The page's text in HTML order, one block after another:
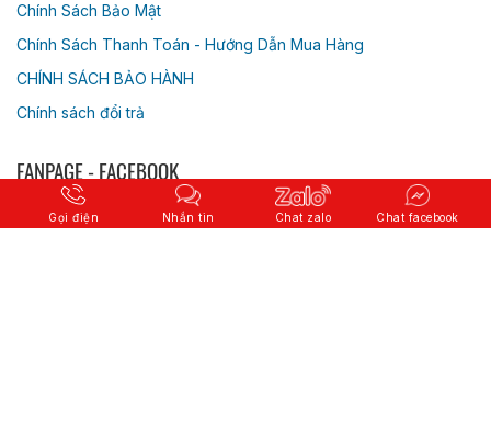
Chính Sách Bảo Mật
Chính Sách Thanh Toán - Hướng Dẫn Mua Hàng
CHÍNH SÁCH BẢO HÀNH
Chính sách đổi trả
FANPAGE - FACEBOOK
Gọi điện Nhắn tin Chat zalo Chat facebook